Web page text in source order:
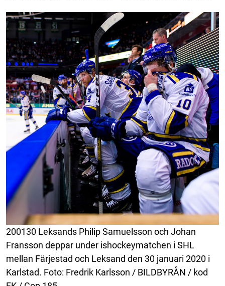
200130 Leksands Philip Samuelsson och Johan
Fransson deppar under ishockeymatchen i SHL
mellan Färjestad och Leksand den 30 januari 2020 i
Karlstad. Foto: Fredrik Karlsson / BILDBYRÅN / kod